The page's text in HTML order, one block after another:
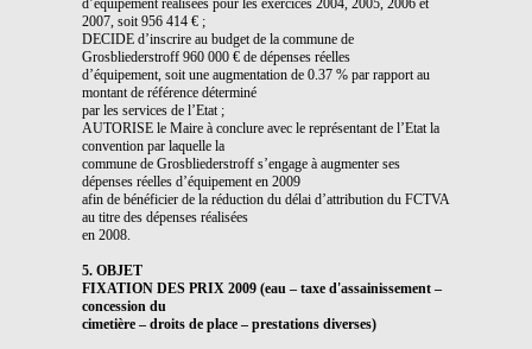
d’équipement réalisées pour les exercices 2004, 2005, 2006 et
2007, soit 956 414 € ;
DECIDE d’inscrire au budget de la commune de
Grosbliederstroff 960 000 € de dépenses réelles
d’équipement, soit une augmentation de 0.37 % par rapport au
montant de référence déterminé
par les services de l’Etat ;
AUTORISE le Maire à conclure avec le représentant de l’Etat la
convention par laquelle la
commune de Grosbliederstroff s’engage à augmenter ses
dépenses réelles d’équipement en 2009
afin de bénéficier de la réduction du délai d’attribution du FCTVA
au titre des dépenses réalisées
en 2008.
5. OBJET
FIXATION DES PRIX 2009 (eau – taxe d'assainissement –
concession du
cimetière – droits de place – prestations diverses)